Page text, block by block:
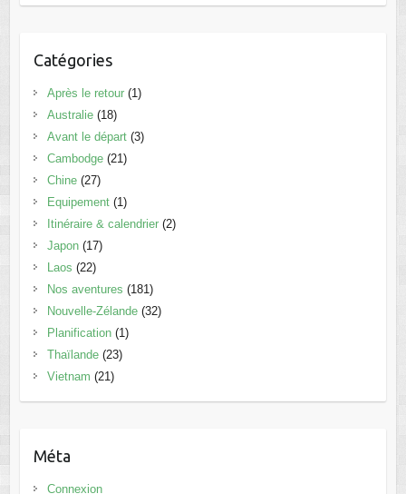
Catégories
Après le retour(1)
Australie(18)
Avant le départ(3)
Cambodge(21)
Chine(27)
Equipement(1)
Itinéraire & calendrier(2)
Japon(17)
Laos (22)
Nos aventures (181)
Nouvelle-Zélande(32)
Planification(1)
Thaïlande(23)
Vietnam (21)
Méta
Connexion